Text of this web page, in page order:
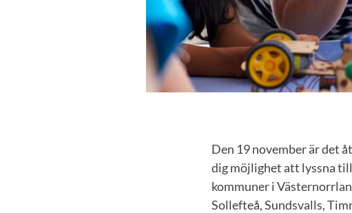
Den 19 november är det
dig möjlighet att lyssna
kommuner i
Sollefteå, Sundsvalls,